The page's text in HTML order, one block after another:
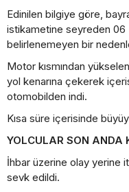
Edinilen bilgiye göre,
istikametine seyreden 06
belirlenemeyen bir
Motor kısmından
yol kenarına çekerek
otomobilden indi.
Kısa süre içerisinde
YOLCULAR SON ANDA
İhbar üzerine olay yerine
sevk edildi.